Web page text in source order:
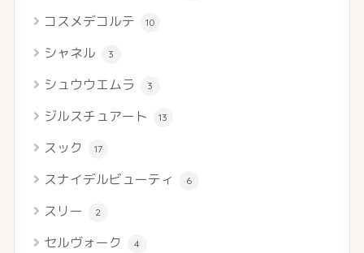
コスメデコルテ 10
シャネル 3
シュウウエムラ 3
ジルスチュアート 13
スック 17
スナイデルビューティ 6
スリー 2
セルヴォーク 4